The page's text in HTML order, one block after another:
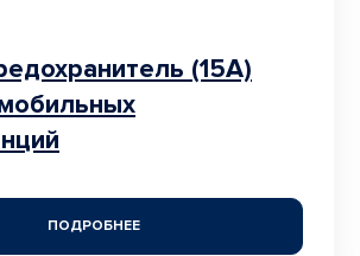
(15А)
ПОДРОБНЕЕ